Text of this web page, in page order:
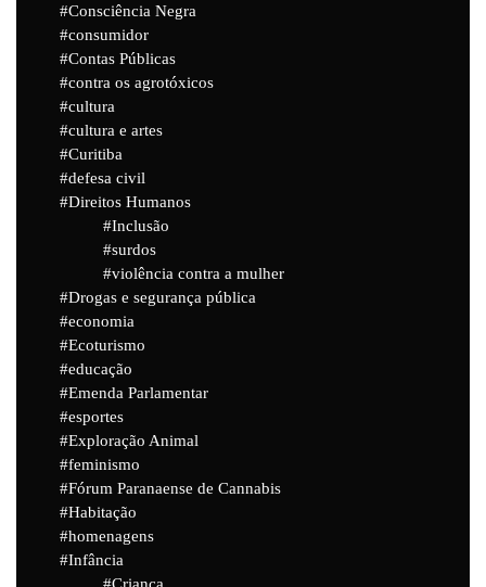
Consciência Negra
consumidor
Contas Públicas
contra os agrotóxicos
cultura
cultura e artes
Curitiba
defesa civil
Direitos Humanos
Inclusão
surdos
violência contra a mulher
Drogas e segurança pública
economia
Ecoturismo
educação
Emenda Parlamentar
esportes
Exploração Animal
feminismo
Fórum Paranaense de Cannabis
Habitação
homenagens
Infância
Criança